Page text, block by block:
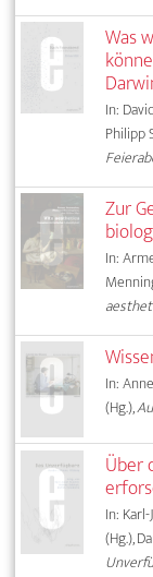
Was
In:
Philipp
Zur
In:
In:
(Hg.),
Über
In:
(Hg.),